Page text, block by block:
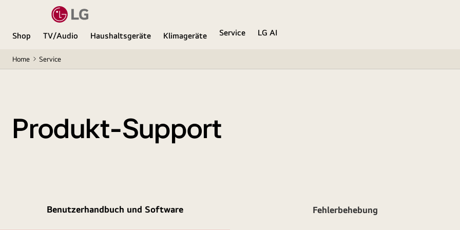
Shop TV/Audio Haushaltsgeräte Klimageräte Service
LG AI
Home Service
Produkt-Support
Benutzerhandbuch und Software Fehlerbehebung